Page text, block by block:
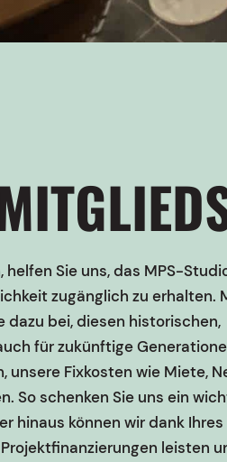
Sie uns, das MPS-
zugänglich zu erhalten.
bei, diesen historischen,
für zukünftige
unsere Fixkosten wie Miete,
So schenken Sie uns ein
hinaus können wir dank Ihres
leisten